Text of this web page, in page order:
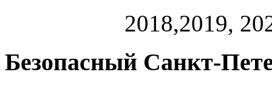
2018,2019,
Безопасный Санкт-